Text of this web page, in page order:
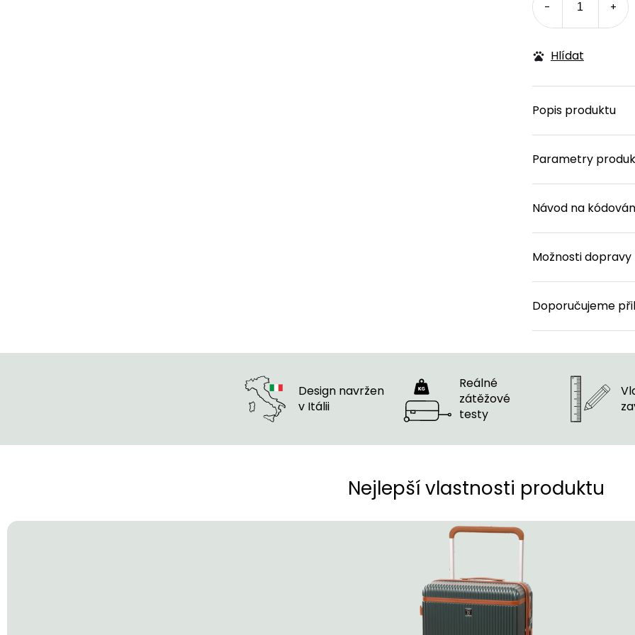
Hlídat
Popis produktu
Parametry
Návod na
Možnosti dopravy
Doporučujeme
Design navržen
v Itálii
Reálné
zátěžové
testy
Nejlepší vlastnosti produktu